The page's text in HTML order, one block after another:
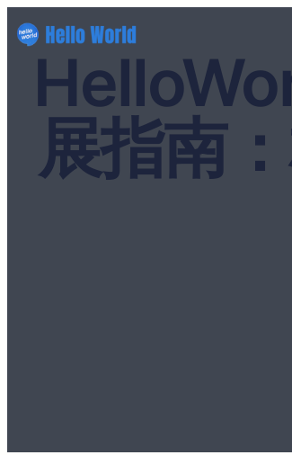
展指南